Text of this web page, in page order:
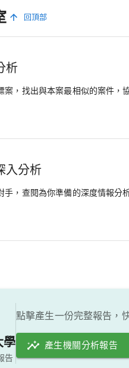
回頂部
析
案，找出與本案最相似的案件，
入分析
手，查閱為你準備的深度情報分
學
告
點擊產生一份完整報告，
產生機關分析報告